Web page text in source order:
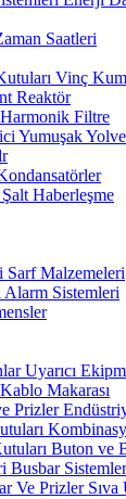
Saatleri
Vinç
Reaktör
Harmonik Filtre
Yumuşak
Şalt Haberleşme
Sarf Malzemeleri
Alarm Sistemleri
Uyarıcı
Kablo Makarası
Buton ve
Busbar
Sıva